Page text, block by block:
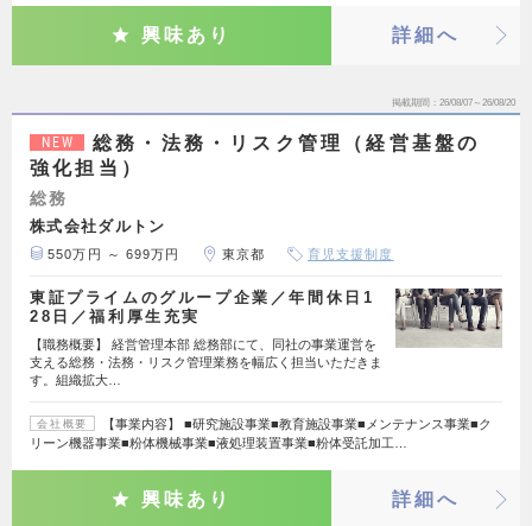
興味あり 詳細へ
掲載期間 26/08/07～26/08/20
NEW
総務・法務・リスク管理（経営基盤の
強化担当）
総務
株式会社ダルトン
550万円 ～ 699万円 東京都 育児支援制度
東証プライムのグループ企業／年間休日1
28日／福利厚生充実
【職務概要】 経営管理本部 総務部にて、同社の事業運営を
支える総務・法務・リスク管理業務を幅広く担当いただきま
す。組織拡大…
会社概要
【事業内容】 ■研究施設事業■教育施設事業■メンテナンス事業■ク
リーン機器事業■粉体機械事業■液処理装置事業■粉体受託加工…
興味あり 詳細へ